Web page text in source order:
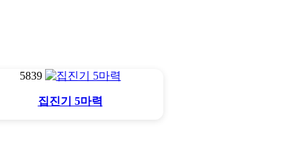
5839
집진기 5마력